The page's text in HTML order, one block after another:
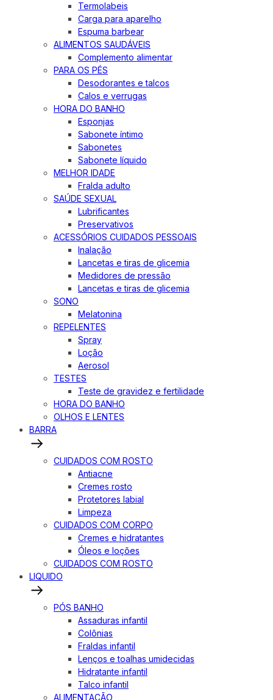
Termolabeis
Carga para aparelho
Espuma barbear
ALIMENTOS SAUDÁVEIS
Complemento alimentar
PARA OS PÉS
Desodorantes e talcos
Calos e verrugas
HORA DO BANHO
Esponjas
Sabonete íntimo
Sabonetes
Sabonete líquido
MELHOR IDADE
Fralda adulto
SAÚDE SEXUAL
Lubrificantes
Preservativos
ACESSÓRIOS CUIDADOS PESSOAIS
Inalação
Lancetas e tiras de glicemia
Medidores de pressão
Lancetas e tiras de glicemia
SONO
Melatonina
REPELENTES
Spray
Loção
Aerosol
TESTES
Teste de gravidez e fertilidade
HORA DO BANHO
OLHOS E LENTES
BARRA
CUIDADOS COM ROSTO
Antiacne
Cremes rosto
Protetores labial
Limpeza
CUIDADOS COM CORPO
Cremes e hidratantes
Óleos e loções
CUIDADOS COM ROSTO
LIQUIDO
PÓS BANHO
Assaduras infantil
Colônias
Fraldas infantil
Lenços e toalhas umidecidas
Hidratante infantil
Talco infantil
ALIMENTAÇÃO